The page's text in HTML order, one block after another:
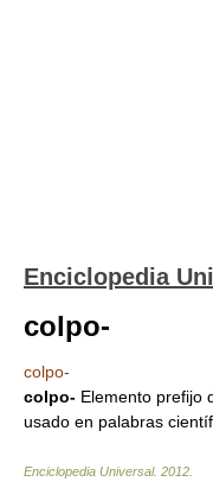
Enciclopedia
colpo-
colpo-
colpo- Elemento prefijo
usado en palabras
Enciclopedia Universal. 2012